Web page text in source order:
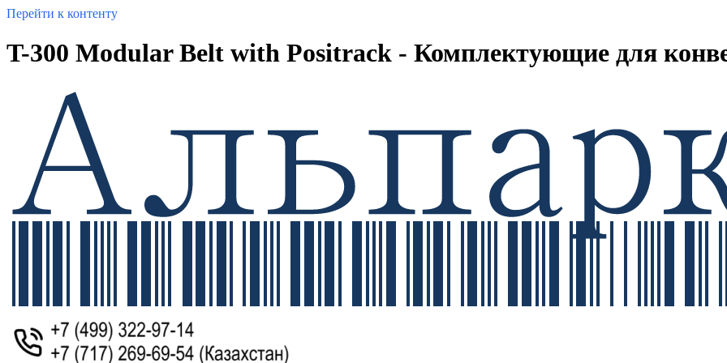
Перейти к контенту
T-300 Modular Belt with Positrack - Комплектующие для